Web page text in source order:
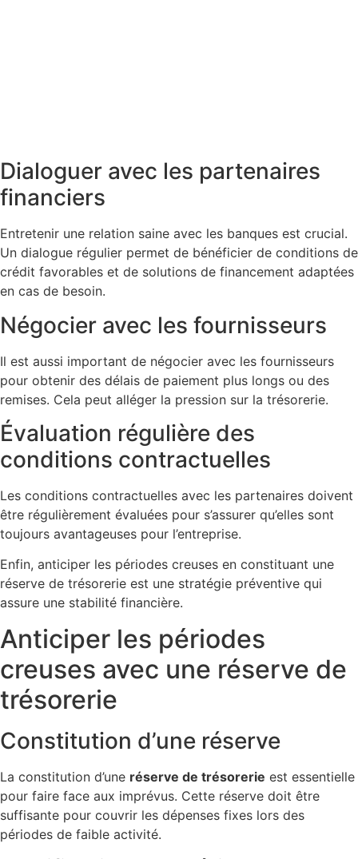
Dialoguer avec les partenaires
financiers
Entretenir une relation saine avec les banques est crucial.
Un dialogue régulier permet de bénéficier de conditions de
crédit favorables et de solutions de financement adaptées
en cas de besoin.
Négocier avec les fournisseurs
Il est aussi important de négocier avec les fournisseurs
pour obtenir des délais de paiement plus longs ou des
remises. Cela peut alléger la pression sur la trésorerie.
Évaluation régulière des
conditions contractuelles
Les conditions contractuelles avec les partenaires doivent
être régulièrement évaluées pour s’assurer qu’elles sont
toujours avantageuses pour l’entreprise.
Enfin, anticiper les périodes creuses en constituant une
réserve de trésorerie est une stratégie préventive qui
assure une stabilité financière.
Anticiper les périodes
creuses avec une réserve de
trésorerie
Constitution d’une réserve
La constitution d’une réserve de trésorerie est essentielle
pour faire face aux imprévus. Cette réserve doit être
suffisante pour couvrir les dépenses fixes lors des
périodes de faible activité.